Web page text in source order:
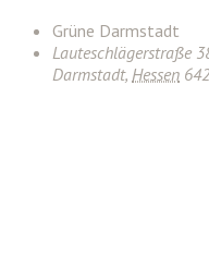
Grüne Darmstadt
Lauteschlägerstraße
Darmstadt, Hessen